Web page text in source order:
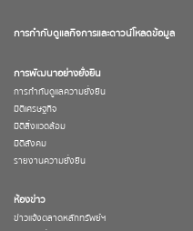
การกำกับดูแลกิจการและดาวน์โหลดข้อมูล
การพัฒนาอย่างยั่งยืน
การกำกับดูแลความยั่งยืน
มิติเศรษฐกิจ
มิติสิ่งแวดล้อม
มิติสังคม
รายงานความยั่งยืน
ห้องข่าว
ข่าวแจ้งตลาดหลักทรัพย์ฯ